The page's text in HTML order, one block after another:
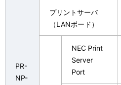
PR-
NP-
プリントサーバ
（LANボード）
NEC Print
Server
Port